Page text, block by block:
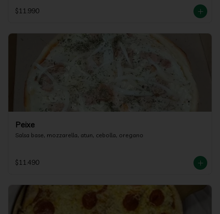
$11.990
Peixe
Salsa base, mozzarella, atun, cebolla, oregano
$11.490